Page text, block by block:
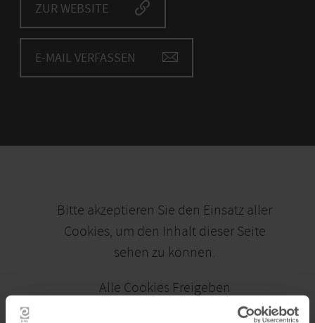
ZUR WEBSITE
E-MAIL VERFASSEN
Bitte akzeptieren Sie den Einsatz aller
Cookies, um den Inhalt dieser Seite
sehen zu können.
Alle Cookies Freigeben